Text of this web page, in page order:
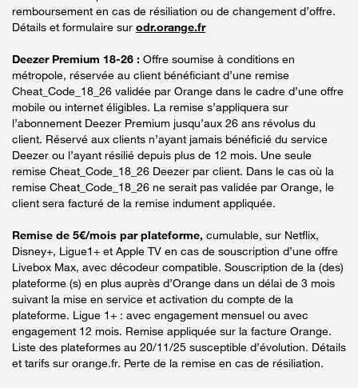
remboursement en cas de résiliation ou de changement d’offre.
Détails et formulaire sur odr.orange.fr
Deezer Premium 18-26 : Offre soumise à conditions en
métropole, réservée au client bénéficiant d’une remise
Cheat_Code_18_26 validée par Orange dans le cadre d’une offre
mobile ou internet éligibles. La remise s’appliquera sur
l’abonnement Deezer Premium jusqu’aux 26 ans révolus du
client. Réservé aux clients n’ayant jamais bénéficié du service
Deezer ou l’ayant résilié depuis plus de 12 mois. Une seule
remise Cheat_Code_18_26 Deezer par client. Dans le cas où la
remise Cheat_Code_18_26 ne serait pas validée par Orange, le
client sera facturé de la remise indument appliquée.
Remise de 5€/mois par plateforme, cumulable, sur Netflix,
Disney+, Ligue1+ et Apple TV en cas de souscription d’une offre
Livebox Max, avec décodeur compatible. Souscription de la (des)
plateforme (s) en plus auprès d’Orange dans un délai de 3 mois
suivant la mise en service et activation du compte de la
plateforme. Ligue 1+ : avec engagement mensuel ou avec
engagement 12 mois. Remise appliquée sur la facture Orange.
Liste des plateformes au 20/11/25 susceptible d’évolution. Détails
et tarifs sur orange.fr. Perte de la remise en cas de résiliation.